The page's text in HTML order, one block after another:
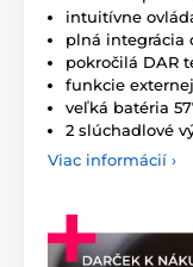
intuitívne
plná integrácia
pokročilá DAR
funkcie
veľká batéria
2 slúchadlové
Viac informácií ›